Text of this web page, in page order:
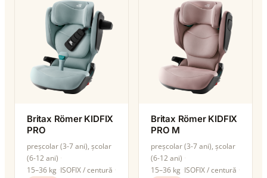
Britax Römer KIDFIX
PRO
preșcolar (3-7 ani), școlar
(6-12 ani)
15–36 kg ISOFIX / centură
Britax Römer KIDFIX
PRO M
preșcolar (3-7 ani), școlar
(6-12 ani)
15–36 kg ISOFIX / centură